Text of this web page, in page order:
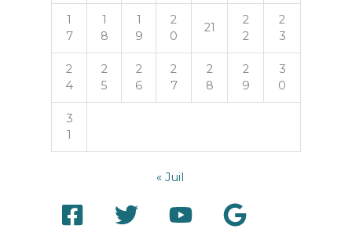
1
7
1
8
1
9
2
0
21
2
2
2
3
2
4
2
5
2
6
2
7
2
8
2
9
3
0
3
1
« Juil